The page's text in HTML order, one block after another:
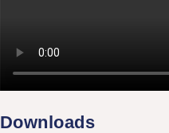
Downloads